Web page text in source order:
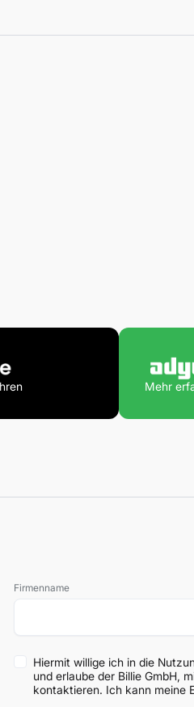
Mehr
Firmenname
Hiermit willige ich in die
und erlaube der Billie GmbH,
kontaktieren. Ich kann meine